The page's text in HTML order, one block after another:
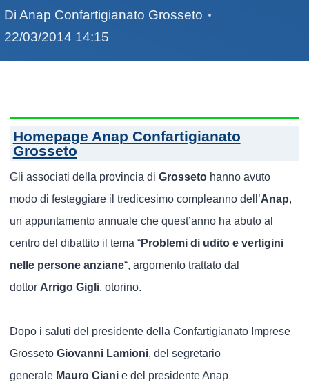
Di Anap Confartigianato Grosseto
22/03/2014 14:15
Homepage Anap Confartigianato
Grosseto
Gli associati della provincia diGrosseto hanno avuto
modo di festeggiare il tredicesimo compleanno dell’Anap,
un appuntamento annuale che quest’anno ha abuto al
centro del dibattito il tema “Problemi di udito e vertigini
nelle persone anziane“, argomento trattato dal
dottorArrigo Gigli, otorino.
Dopo i saluti del presidente della Confartigianato Imprese
GrossetoGiovanni Lamioni, del segretario
generale Mauro Ciani e del presidente Anap